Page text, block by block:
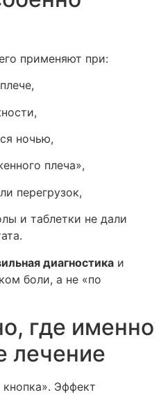
применяют при:
ночью,
плеча»,
перегрузок,
и таблетки не дали
диагностика и
боли, а не «по
где именно
лечение
Эффект